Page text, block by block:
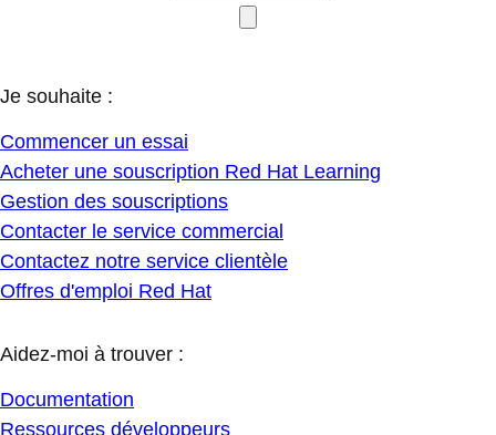
Je souhaite :
Commencer un essai
Acheter une souscription Red Hat Learning
Gestion des souscriptions
Contacter le service commercial
Contactez notre service clientèle
Offres d'emploi Red Hat
Aidez-moi à trouver :
Documentation
Ressources développeurs